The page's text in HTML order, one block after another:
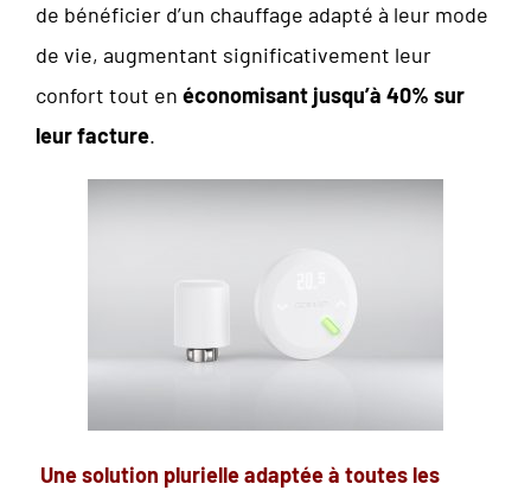
de bénéficier d’un chauffage adapté à leur mode
de vie, augmentant significativement leur
confort tout en économisant jusqu’à 40% sur
leur facture.
Une solution plurielle adaptée à toutes les